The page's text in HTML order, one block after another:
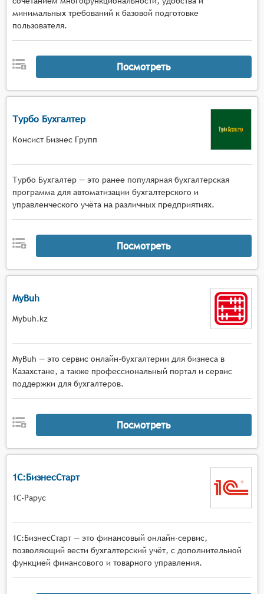
минимальных требований к базовой подготовке
пользователя.
Посмотреть
Турбо Бухгалтер
Консист Бизнес Групп
Турбо Бухгалтер — это ранее популярная бухгалтерская
программа для автоматизации бухгалтерского и
управленческого учёта на различных предприятиях.
Посмотреть
MyBuh
Mybuh.kz
MyBuh — это сервис онлайн-бухгалтерии для бизнеса в
Казахстане, а также профессиональный портал и сервис
поддержки для бухгалтеров.
Посмотреть
1С:БизнесСтарт
1С-Рарус
1С:БизнесСтарт — это финансовый онлайн-сервис,
позволяющий вести бухгалтерский учёт, с дополнительной
функцией финансового и товарного управления.